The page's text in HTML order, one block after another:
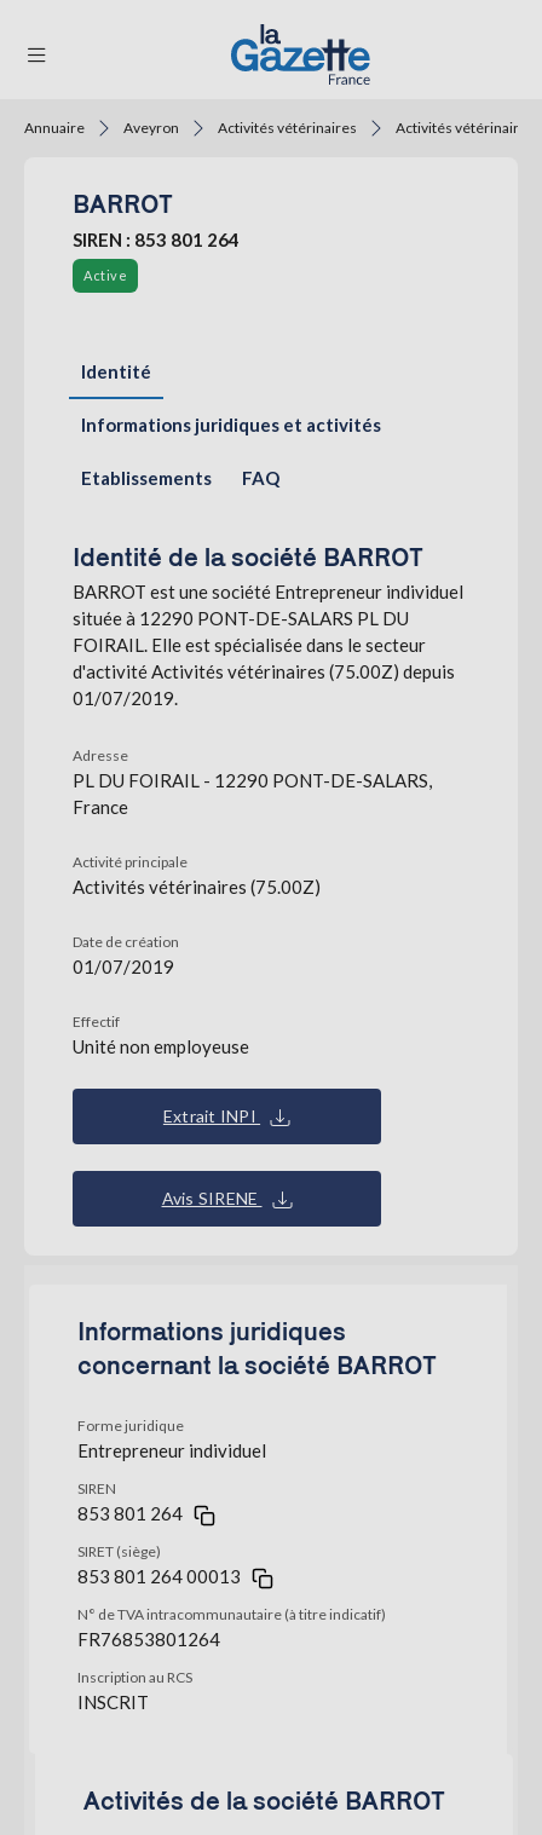
RÉGIONS
FORMATS
SERVICES
S'abonner
Annuaire Aveyron Activités vétérinaires Activités vétérinaires
BARROT
SIREN : 853 801 264
Active
Identité
Informations juridiques et activités
Etablissements FAQ
Identité de la société BARROT
BARROT est une société Entrepreneur individuel
située à 12290 PONT-DE-SALARS PL DU
FOIRAIL. Elle est spécialisée dans le secteur
d'activité Activités vétérinaires (75.00Z) depuis
01/07/2019.
Adresse
PL DU FOIRAIL - 12290 PONT-DE-SALARS,
France
Activité principale
Activités vétérinaires (75.00Z)
Date de création
01/07/2019
Effectif
Unité non employeuse
Extrait INPI
Avis SIRENE
Informations juridiques
concernant la société BARROT
Forme juridique
Entrepreneur individuel
SIREN
853 801 264
SIRET (siège)
853 801 264 00013
N° de TVA intracommunautaire (à titre indicatif)
FR76853801264
Inscription au RCS
INSCRIT
Activités de la société BARROT